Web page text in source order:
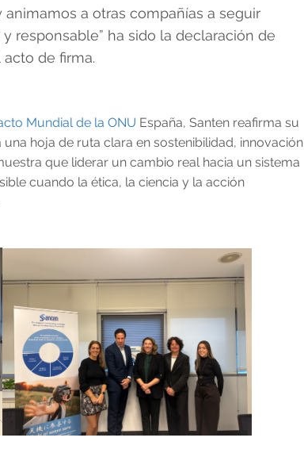
a otras compañías a seguir
responsable” ha sido la declaración de
de firma.
Mundial de la ONU España, Santen reafirma su
hoja de ruta clara en sostenibilidad, innovación
que liderar un cambio real hacia un sistema
cuando la ética, la ciencia y la acción